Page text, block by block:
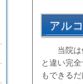
アル
当院は他
と違い完
もできる